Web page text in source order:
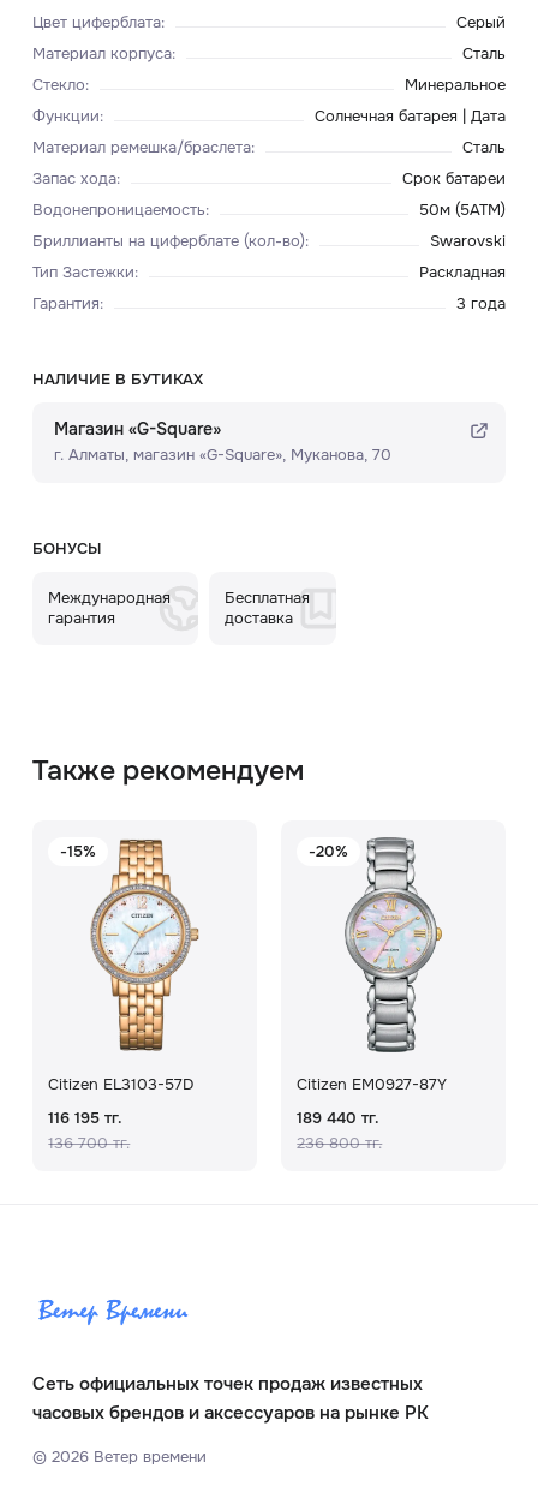
Цвет циферблата:
Серый
Материал корпуса:
Сталь
Стекло:
Минеральное
Функции:
Солнечная батарея | Дата
Материал ремешка/браслета:
Сталь
Запас хода:
Срок батареи
Водонепроницаемость:
50м (5ATM)
Бриллианты на циферблате (кол-во):
Swarovski
Тип Застежки:
Раскладная
Гарантия: 3 года
НАЛИЧИЕ В БУТИКАХ
Магазин «G-Square»
г. Алматы, ​магазин «G-Square»​, Муканова, 70
БОНУСЫ
Международная
гарантия
Бесплатная
доставка
Также рекомендуем
-15%
Citizen EL3103-57D
116 195 тг.
136 700 тг.
-20%
Citizen EM0927-87Y
189 440 тг.
236 800 тг.
Сеть официальных точек продаж известных
часовых брендов и аксессуаров на рынке РК
© 2026Ветер времени